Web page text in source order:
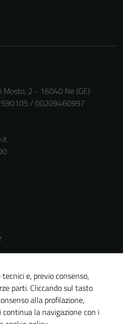
Mosto, 2 - 16040 Ne (GE)
/ 00209460997
e, previo consenso,
parti. Cliccando sul tasto
alla profilazione,
la navigazione con i